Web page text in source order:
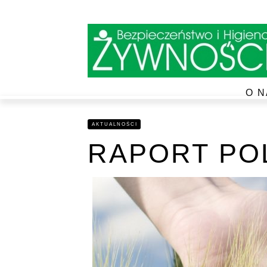
O
AKTUALNOŚCI
RAPORT